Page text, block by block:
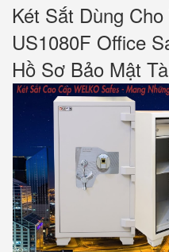
Két Sắt Dùng
US1080F Office
Hồ Sơ Bảo Mật